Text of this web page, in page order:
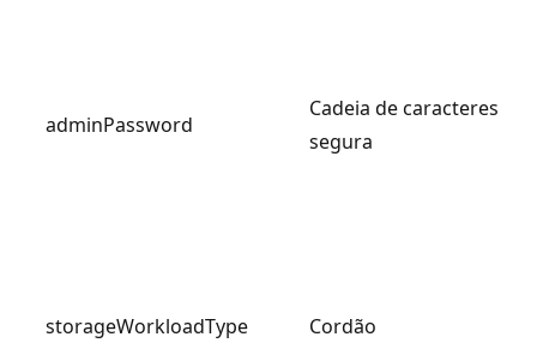
adminPassword
Cadeia de caracteres
segura
storageWorkloadType Cordão